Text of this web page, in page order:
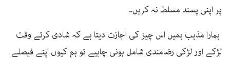
پر اپنی پسند مسلط نہ کریں۔
ہمارا مذہب ہمیں اس چیز کی اجازت دیتا ہے کہ شادی کرتے وقت
لڑکے اور لڑکی رضامندی شامل ہونی چاہیے تو ہم کیوں اپنے فیصلے